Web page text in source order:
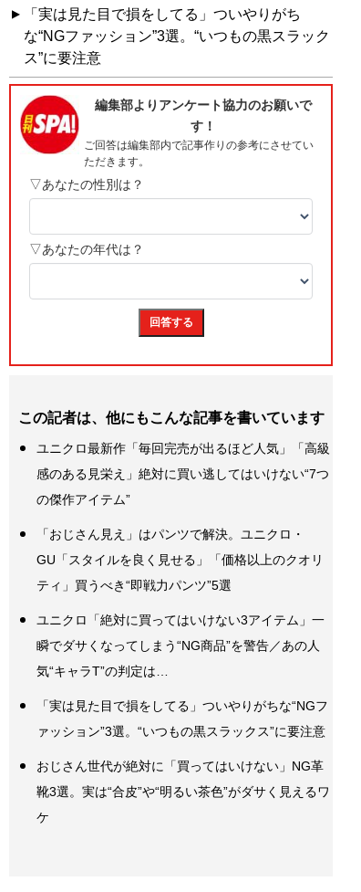
「実は見た目で損をしてる」ついやりがち
な“NGファッション”3選。“いつもの黒スラック
ス”に要注意
この記者は、他にもこんな記事を書いています
ユニクロ最新作「毎回完売が出るほど人気」「高級
感のある見栄え」絶対に買い逃してはいけない“7つ
の傑作アイテム”
「おじさん見え」はパンツで解決。ユニクロ・
GU「スタイルを良く見せる」「価格以上のクオリ
ティ」買うべき“即戦力パンツ”5選
ユニクロ「絶対に買ってはいけない3アイテム」一
瞬でダサくなってしまう“NG商品”を警告／あの人
気“キャラT”の判定は…
「実は見た目で損をしてる」ついやりがちな“NGフ
ァッション”3選。“いつもの黒スラックス”に要注意
おじさん世代が絶対に「買ってはいけない」NG革
靴3選。実は“合皮”や“明るい茶色”がダサく見えるワ
ケ